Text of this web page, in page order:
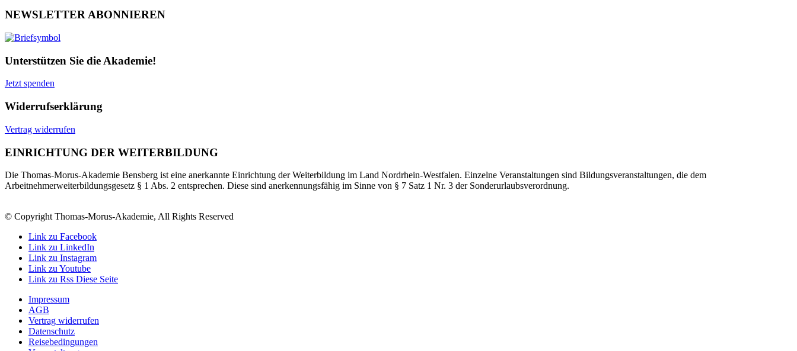
NEWSLETTER ABONNIEREN
Unterstützen Sie die Akademie!
Jetzt spenden
Widerrufserklärung
Vertrag widerrufen
EINRICHTUNG DER WEITERBILDUNG
Die Thomas-Morus-Akademie Bensberg ist eine anerkannte Einrichtung der Weiterbildung im Land Nordrhein-Westfalen. Einzelne Veranstaltungen sind Bildungsveranstaltungen, die dem
Arbeitnehmerweiterbildungsgesetz § 1 Abs. 2 entsprechen. Diese sind anerkennungsfähig im Sinne von § 7 Satz 1 Nr. 3 der Sonderurlaubsverordnung.
© Copyright Thomas-Morus-Akademie, All Rights Reserved
Link zu Facebook
Link zu LinkedIn
Link zu Instagram
Link zu Youtube
Link zu Rss Diese Seite
Impressum
AGB
Vertrag widerrufen
Datenschutz
Reisebedingungen